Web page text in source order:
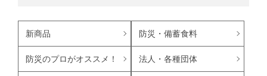
新商品 防災・備蓄食料
防災のプロがオススメ！ 法人・各種団体